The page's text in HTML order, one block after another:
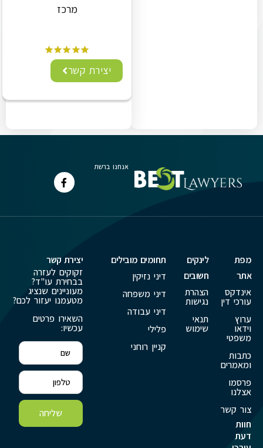
מרכז
יצירת קשר
אנחנו ברשת
מפת
אתר
אינדקס
עורכי דין
ערוץ
וידאו
משפטי
כתבות
ומאמרים
פרסמו
אצלנו
צור קשר
חוות
דעת
לינקים
חשובים
הצהרת
נגישות
תנאי
שימוש
תחומים מובילים
דיני נזיקין
דיני משפחה
דיני עבודה
פלילי
קניין רוחני
יצירת קשר
זקוקים לעזרה
בבחירת עו"ד?
מעוניינים שנציג
מטעמנו יעזור לכם?
השאירו פרטים
עכשיו:
שליחה